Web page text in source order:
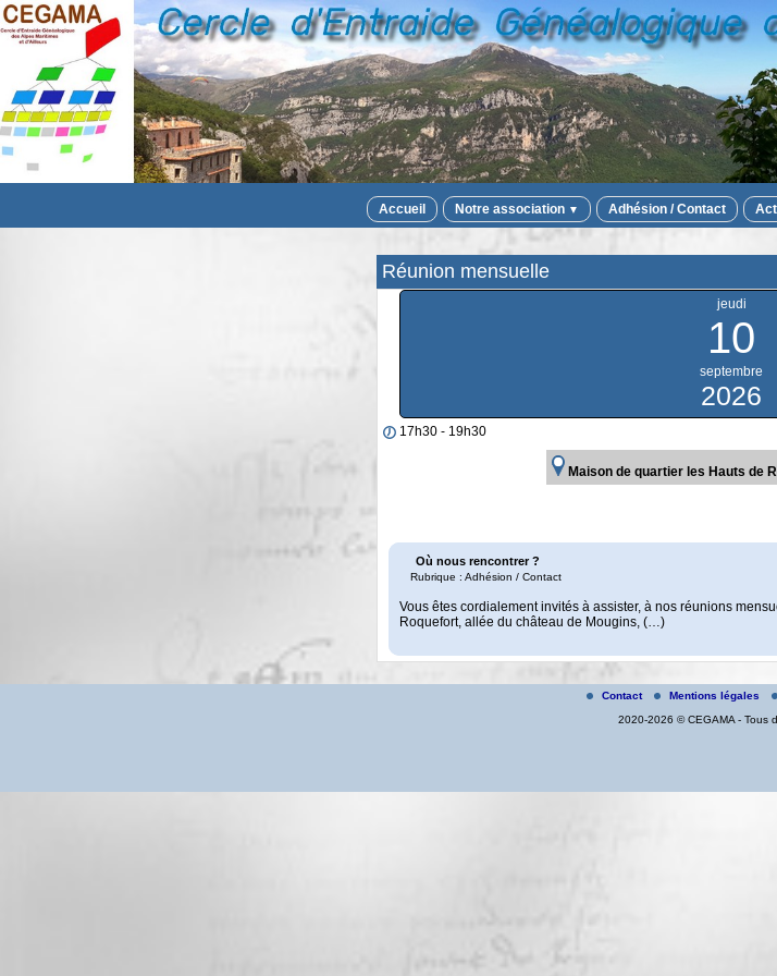
Accueil Notre association ▼ Adhésion / Contact
Réunion mensuelle
jeudi
10
septembre
2026
17h30 - 19h30
Maison de quartier les Hauts de
Où nous rencontrer ?
Rubrique : Adhésion / Contact
Vous êtes cordialement invités à assister, à nos réunions
Roquefort, allée du château de Mougins, (…)
Contact Mentions légales
2020-2026 © CEGAMA - Tous